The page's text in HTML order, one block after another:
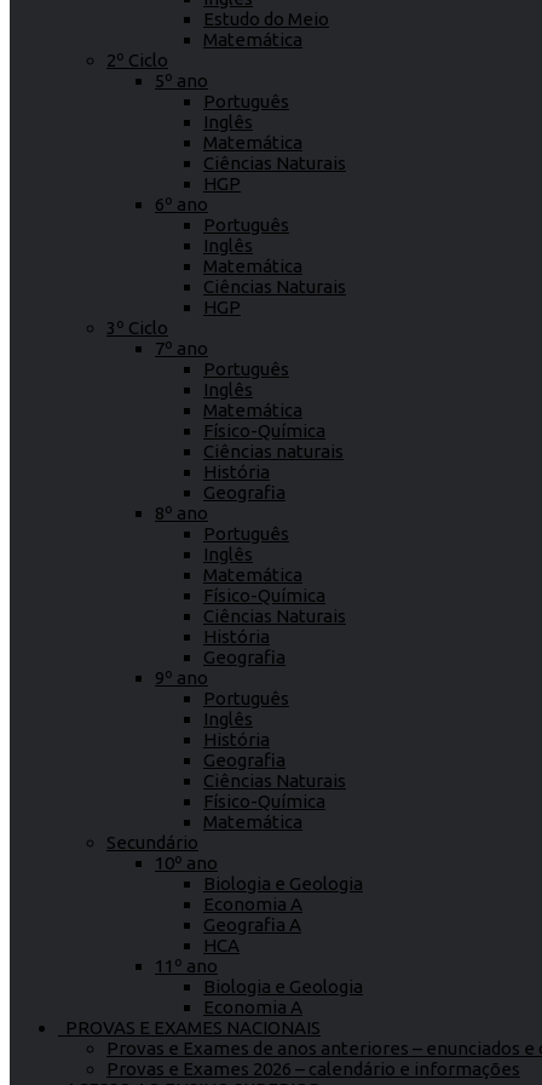
Estudo do Meio
Matemática
2º Ciclo
5º ano
Português
Inglês
Matemática
Ciências Naturais
HGP
6º ano
Português
Inglês
Matemática
Ciências Naturais
HGP
3º Ciclo
7º ano
Português
Inglês
Matemática
Físico-Química
Ciências naturais
História
Geografia
8º ano
Português
Inglês
Matemática
Físico-Química
Ciências Naturais
História
Geografia
9º ano
Português
Inglês
História
Geografia
Ciências Naturais
Físico-Química
Matemática
Secundário
10º ano
Biologia e Geologia
Economia A
Geografia A
HCA
11º ano
Biologia e Geologia
Economia A
PROVAS E EXAMES NACIONAIS
Provas e Exames de anos anteriores – enunciados
Provas e Exames 2026 – calendário e informações